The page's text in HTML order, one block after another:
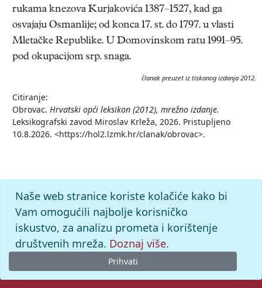
rukama knezova Kurjakovića 1387–1527, kad ga
osvajaju Osmanlije; od konca 17. st. do 1797. u vlasti
Mletačke Republike. U Domovinskom ratu 1991–95.
pod okupacijom srp. snaga.
članak preuzet iz tiskanog izdanja 2012.
Citiranje:
Obrovac. Hrvatski opći leksikon (2012), mrežno izdanje.
Leksikografski zavod Miroslav Krleža, 2026. Pristupljeno
10.8.2026. <https://hol2.lzmk.hr/clanak/obrovac>.
Naše web stranice koriste kolačiće kako bi
Vam omogućili najbolje korisničko
iskustvo, za analizu prometa i korištenje
društvenih mreža. Doznaj više.
Prihvati
© 2026. -Leksikografski zavodMiroslav Krleža